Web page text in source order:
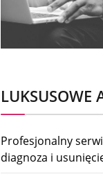
LUKSUSOWE
Profesjonalny
diagnoza i